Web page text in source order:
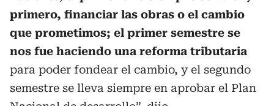
primero, financiar las obras o el cambio
que prometimos; el primer semestre se
nos fue haciendo una reforma tributaria
para poder fondear el cambio, y el segundo
semestre se lleva siempre en aprobar el Plan